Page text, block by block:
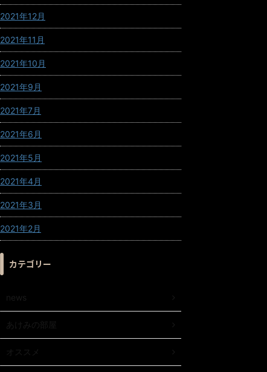
2021年12月
2021年11月
2021年10月
2021年9月
2021年7月
2021年6月
2021年5月
2021年4月
2021年3月
2021年2月
カテゴリー
news
あけみの部屋
オススメ